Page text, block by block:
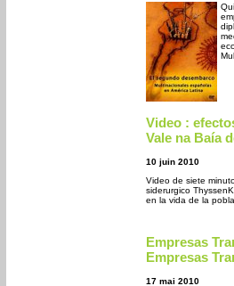
Video :
Vale na Baía
10 juin 2010
Video de siete
siderurgico
en la vida de la
Empresas
Empresas
17 mai 2010